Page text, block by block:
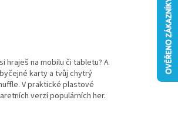
hraješ na mobilu či tabletu? A
karty a tvůj chytrý
V praktické plastové
verzí populárních her.